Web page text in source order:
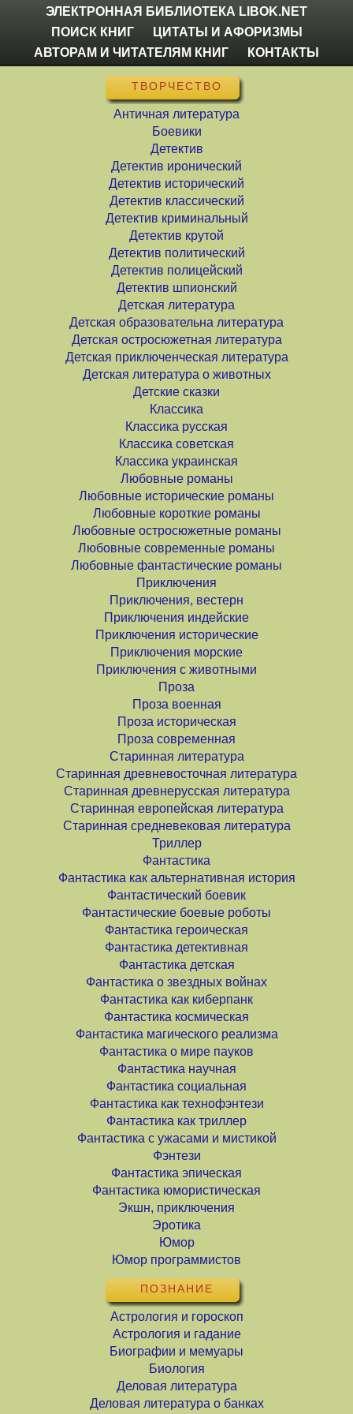
ЭЛЕКТРОННАЯ БИБЛИОТЕКА LIBOK.NET
ПОИСК КНИГ
ЦИТАТЫ И АФОРИЗМЫ
АВТОРАМ И ЧИТАТЕЛЯМ КНИГ
КОНТАКТЫ
ТВОРЧЕСТВО
Античная литература
Боевики
Детектив
Детектив иронический
Детектив исторический
Детектив классический
Детектив криминальный
Детектив крутой
Детектив политический
Детектив полицейский
Детектив шпионский
Детская литература
Детская образовательна литература
Детская остросюжетная литература
Детская приключенческая литература
Детская литература о животных
Детские сказки
Классика
Классика русская
Классика советская
Классика украинская
Любовные романы
Любовные исторические романы
Любовные короткие романы
Любовные остросюжетные романы
Любовные современные романы
Любовные фантастические романы
Приключения
Приключения, вестерн
Приключения индейские
Приключения исторические
Приключения морские
Приключения с животными
Проза
Проза военная
Проза историческая
Проза современная
Старинная литература
Старинная древневосточная литература
Старинная древнерусская литература
Старинная европейская литература
Старинная средневековая литература
Триллер
Фантастика
Фантастика как альтернативная история
Фантастический боевик
Фантастические боевые роботы
Фантастика героическая
Фантастика детективная
Фантастика детская
Фантастика о звездных войнах
Фантастика как киберпанк
Фантастика космическая
Фантастика магического реализма
Фантастика о мире пауков
Фантастика научная
Фантастика социальная
Фантастика как технофэнтези
Фантастика как триллер
Фантастика с ужасами и мистикой
Фэнтези
Фантастика эпическая
Фантастика юмористическая
Экшн, приключения
Эротика
Юмор
Юмор программистов
ПОЗНАНИЕ
Астрология и гороскоп
Астрология и гадание
Биографии и мемуары
Биология
Деловая литература
Деловая литература о банках